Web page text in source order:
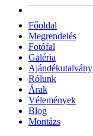
Főoldal
Megrendelés
Fotófal
Galéria
Ajándékutalvány
Rólunk
Árak
Vélemények
Blog
Montázs